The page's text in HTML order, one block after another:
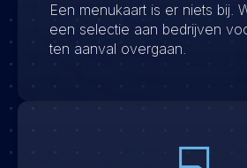
Een menukaart is er niets bij.
een selectie aan bedrijven
ten aanval overgaan.